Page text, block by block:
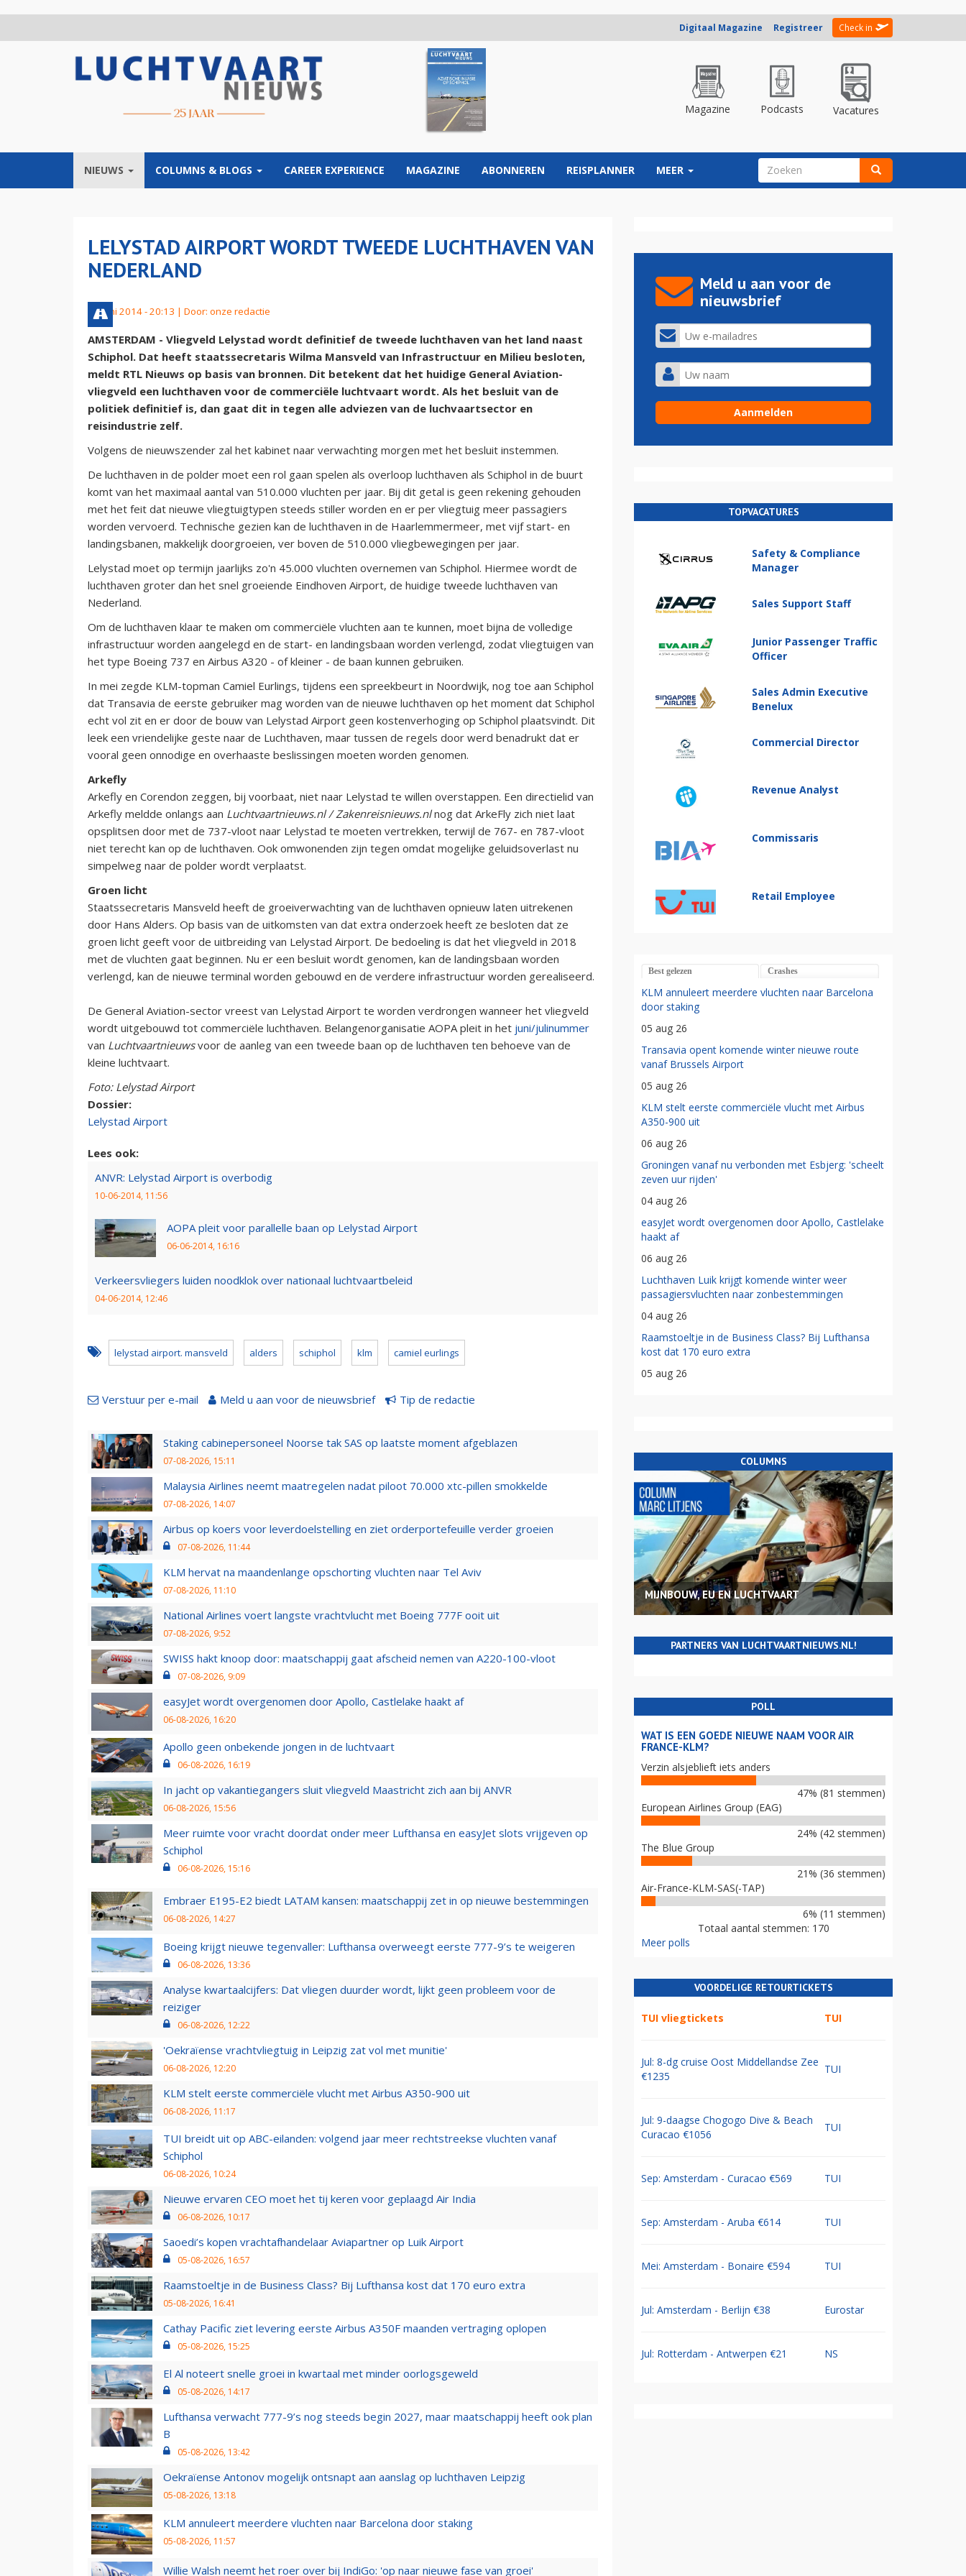
Digitaal Magazine Registreer Check in
Magazine Podcasts Vacatures
NIEUWS COLUMNS & BLOGS CAREER EXPERIENCE MAGAZINE ABONNEREN REISPLANNER MEER ZOEKVELD
LELYSTAD AIRPORT WORDT TWEEDE LUCHTHAVEN VAN
NEDERLAND
12 juni 2014 - 20:13 | Door: onze redactie
AMSTERDAM - Vliegveld Lelystad wordt definitief de tweede luchthaven van het land naast
Schiphol. Dat heeft staatssecretaris Wilma Mansveld van Infrastructuur en Milieu besloten,
meldt RTL Nieuws op basis van bronnen. Dit betekent dat het huidige General Aviation-
vliegveld een luchthaven voor de commerciële luchtvaart wordt. Als het besluit van de
politiek definitief is, dan gaat dit in tegen alle adviezen van de luchvaartsector en
reisindustrie zelf.
Volgens de nieuwszender zal het kabinet naar verwachting morgen met het besluit instemmen.
De luchthaven in de polder moet een rol gaan spelen als overloop luchthaven als Schiphol in de buurt
komt van het maximaal aantal van 510.000 vluchten per jaar. Bij dit getal is geen rekening gehouden
met het feit dat nieuwe vliegtuigtypen steeds stiller worden en er per vliegtuig meer passagiers
worden vervoerd. Technische gezien kan de luchthaven in de Haarlemmermeer, met vijf start- en
landingsbanen, makkelijk doorgroeien, ver boven de 510.000 vliegbewegingen per jaar.
Lelystad moet op termijn jaarlijks zo'n 45.000 vluchten overnemen van Schiphol. Hiermee wordt de
luchthaven groter dan het snel groeiende Eindhoven Airport, de huidige tweede luchthaven van
Nederland.
Om de luchthaven klaar te maken om commerciële vluchten aan te kunnen, moet bijna de volledige
infrastructuur worden aangelegd en de start- en landingsbaan worden verlengd, zodat vliegtuigen van
het type Boeing 737 en Airbus A320 - of kleiner - de baan kunnen gebruiken.
In mei zegde KLM-topman Camiel Eurlings, tijdens een spreekbeurt in Noordwijk, nog toe aan Schiphol
dat Transavia de eerste gebruiker mag worden van de nieuwe luchthaven op het moment dat Schiphol
echt vol zit en er door de bouw van Lelystad Airport geen kostenverhoging op Schiphol plaatsvindt. Dit
leek een vriendelijke geste naar de Luchthaven, maar tussen de regels door werd benadrukt dat er
vooral geen onnodige en overhaaste beslissingen moeten worden genomen.
Arkefly
Arkefly en Corendon zeggen, bij voorbaat, niet naar Lelystad te willen overstappen. Een directielid van
Arkefly meldde onlangs aan Luchtvaartnieuws.nl / Zakenreisnieuws.nlnog dat ArkeFly zich niet laat
opsplitsen door met de 737-vloot naar Lelystad te moeten vertrekken, terwijl de 767- en 787-vloot
niet terecht kan op de luchthaven. Ook omwonenden zijn tegen omdat mogelijke geluidsoverlast nu
simpelweg naar de polder wordt verplaatst.
Groen licht
Staatssecretaris Mansveld heeft de groeiverwachting van de luchthaven opnieuw laten uitrekenen
door Hans Alders. Op basis van de uitkomsten van dat extra onderzoek heeft ze besloten dat ze
groen licht geeft voor de uitbreiding van Lelystad Airport. De bedoeling is dat het vliegveld in 2018
met de vluchten gaat beginnen. Nu er een besluit wordt genomen, kan de landingsbaan worden
verlengd, kan de nieuwe terminal worden gebouwd en de verdere infrastructuur worden gerealiseerd.
De General Aviation-sector vreest van Lelystad Airport te worden verdrongen wanneer het vliegveld
wordt uitgebouwd tot commerciële luchthaven. Belangenorganisatie AOPA pleit in het juni/julinummer
van Luchtvaartnieuwsvoor de aanleg van een tweede baan op de luchthaven ten behoeve van de
kleine luchtvaart.
Foto: Lelystad Airport
Dossier:
Lelystad Airport
Lees ook:
ANVR: Lelystad Airport is overbodig
10-06-2014, 11:56
AOPA pleit voor parallelle baan op Lelystad Airport
06-06-2014, 16:16
Verkeersvliegers luiden noodklok over nationaal luchtvaartbeleid
04-06-2014, 12:46
lelystad airport. mansveld alders schiphol klm camiel eurlings
Verstuur per e-mail Meld u aan voor de nieuwsbrief Tip de redactie
Staking cabinepersoneel Noorse tak SAS op laatste moment afgeblazen
07-08-2026, 15:11
Malaysia Airlines neemt maatregelen nadat piloot 70.000 xtc-pillen smokkelde
07-08-2026, 14:07
Airbus op koers voor leverdoelstelling en ziet orderportefeuille verder groeien
07-08-2026, 11:44
KLM hervat na maandenlange opschorting vluchten naar Tel Aviv
07-08-2026, 11:10
National Airlines voert langste vrachtvlucht met Boeing 777F ooit uit
07-08-2026, 9:52
SWISS hakt knoop door: maatschappij gaat afscheid nemen van A220-100-vloot
07-08-2026, 9:09
easyJet wordt overgenomen door Apollo, Castlelake haakt af
06-08-2026, 16:20
Apollo geen onbekende jongen in de luchtvaart
06-08-2026, 16:19
In jacht op vakantiegangers sluit vliegveld Maastricht zich aan bij ANVR
06-08-2026, 15:56
Meer ruimte voor vracht doordat onder meer Lufthansa en easyJet slots vrijgeven op
Schiphol
06-08-2026, 15:16
Embraer E195-E2 biedt LATAM kansen: maatschappij zet in op nieuwe bestemmingen
06-08-2026, 14:27
Boeing krijgt nieuwe tegenvaller: Lufthansa overweegt eerste 777-9’s te weigeren
06-08-2026, 13:36
Analyse kwartaalcijfers: Dat vliegen duurder wordt, lijkt geen probleem voor de
reiziger
06-08-2026, 12:22
'Oekraïense vrachtvliegtuig in Leipzig zat vol met munitie'
06-08-2026, 12:20
KLM stelt eerste commerciële vlucht met Airbus A350-900 uit
06-08-2026, 11:17
TUI breidt uit op ABC-eilanden: volgend jaar meer rechtstreekse vluchten vanaf
Schiphol
06-08-2026, 10:24
Nieuwe ervaren CEO moet het tij keren voor geplaagd Air India
06-08-2026, 10:17
Saoedi’s kopen vrachtafhandelaar Aviapartner op Luik Airport
05-08-2026, 16:57
Raamstoeltje in de Business Class? Bij Lufthansa kost dat 170 euro extra
05-08-2026, 16:41
Cathay Pacific ziet levering eerste Airbus A350F maanden vertraging oplopen
05-08-2026, 15:25
El Al noteert snelle groei in kwartaal met minder oorlogsgeweld
05-08-2026, 14:17
Lufthansa verwacht 777-9’s nog steeds begin 2027, maar maatschappij heeft ook plan
B
05-08-2026, 13:42
Oekraïense Antonov mogelijk ontsnapt aan aanslag op luchthaven Leipzig
05-08-2026, 13:18
KLM annuleert meerdere vluchten naar Barcelona door staking
05-08-2026, 11:57
Willie Walsh neemt het roer over bij IndiGo: 'op naar nieuwe fase van groei'
Meld u aan voor de
nieuwsbrief
TOPVACATURES
Safety & Compliance
Manager
Sales Support Staff
Junior Passenger Traffic
Officer
Sales Admin Executive
Benelux
Commercial Director
Revenue Analyst
Commissaris
Retail Employee
Best gelezen Crashes
KLM annuleert meerdere vluchten naar Barcelona
door staking
05 aug 26
Transavia opent komende winter nieuwe route
vanaf Brussels Airport
05 aug 26
KLM stelt eerste commerciële vlucht met Airbus
A350-900 uit
06 aug 26
Groningen vanaf nu verbonden met Esbjerg: 'scheelt
zeven uur rijden'
04 aug 26
easyJet wordt overgenomen door Apollo, Castlelake
haakt af
06 aug 26
Luchthaven Luik krijgt komende winter weer
passagiersvluchten naar zonbestemmingen
04 aug 26
Raamstoeltje in de Business Class? Bij Lufthansa
kost dat 170 euro extra
05 aug 26
COLUMNS
MIJNBOUW, EU EN LUCHTVAART
PARTNERS VAN LUCHTVAARTNIEUWS.NL!
POLL
WAT IS EEN GOEDE NIEUWE NAAM VOOR AIR
FRANCE-KLM?
Verzin alsjeblieft iets anders
47% (81 stemmen)
European Airlines Group (EAG)
24% (42 stemmen)
The Blue Group
21% (36 stemmen)
Air-France-KLM-SAS(-TAP)
6% (11 stemmen)
Totaal aantal stemmen: 170
Meer polls
VOORDELIGE RETOURTICKETS
TUI vliegtickets TUI
Jul: 8-dg cruise Oost Middellandse Zee
€1235
TUI
Jul: 9-daagse Chogogo Dive & Beach
Curacao €1056
TUI
Sep: Amsterdam - Curacao €569 TUI
Sep: Amsterdam - Aruba €614 TUI
Mei: Amsterdam - Bonaire €594 TUI
Jul: Amsterdam - Berlijn €38 Eurostar
Jul: Rotterdam - Antwerpen €21 NS